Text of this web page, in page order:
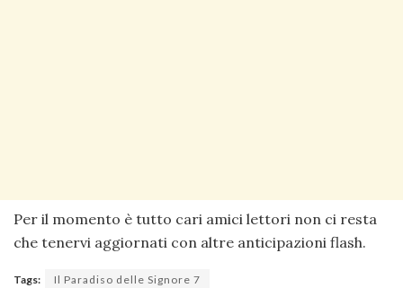
Per il momento è tutto cari amici lettori non ci resta
che tenervi aggiornati con altre anticipazioni flash.
Tags:
Il Paradiso delle Signore 7